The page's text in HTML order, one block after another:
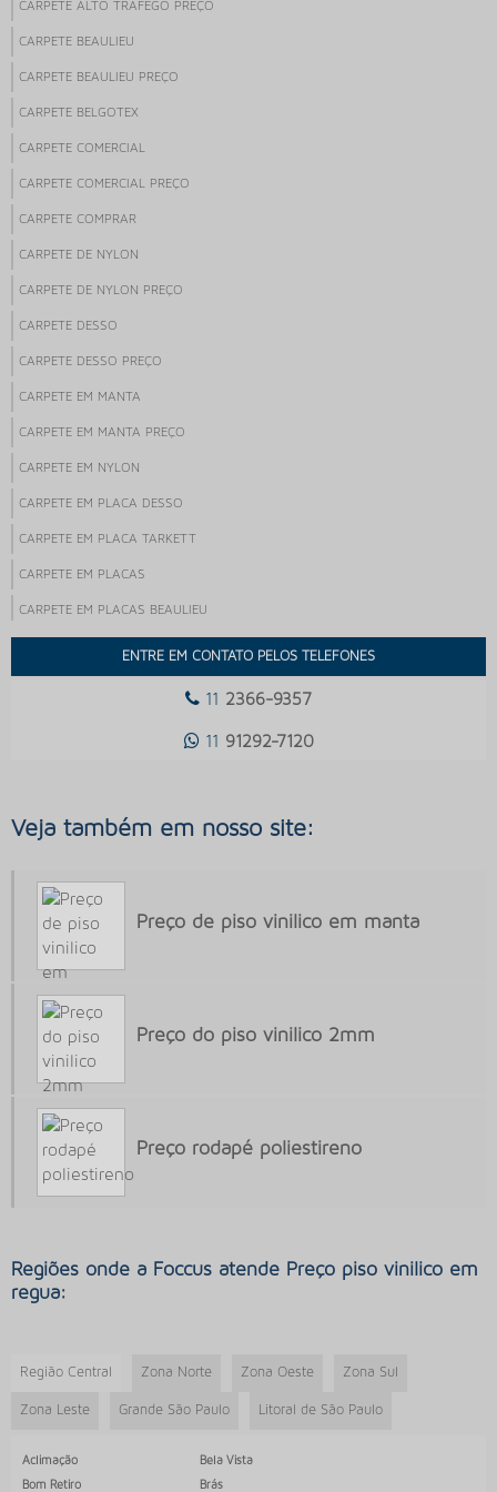
CARPETE ALTO TRAFEGO PREÇO
CARPETE BEAULIEU
CARPETE BEAULIEU PREÇO
CARPETE BELGOTEX
CARPETE COMERCIAL
CARPETE COMERCIAL PREÇO
CARPETE COMPRAR
CARPETE DE NYLON
CARPETE DE NYLON PREÇO
CARPETE DESSO
CARPETE DESSO PREÇO
CARPETE EM MANTA
CARPETE EM MANTA PREÇO
CARPETE EM NYLON
CARPETE EM PLACA DESSO
CARPETE EM PLACA TARKETT
CARPETE EM PLACAS
CARPETE EM PLACAS BEAULIEU
CARPETE EM PLACAS PARA PISO ELEVADO
CARPETE EM PLACAS VALOR
CARPETE EM ROLO PREÇO
CARPETE FORBO
CARPETE INSTALAÇÃO
CARPETE MODULAR ONDE COMPRAR
CARPETE MODULAR PREÇO
CARPETE PARA AREA COMERCIAL
CARPETE PARA EMPRESA
CARPETE PARA ESCRITÓRIO
CARPETE PARA ESCRITORIO PREÇO
CARPETE PARA SALA COMERCIAL
COMPRAR PISO VINILICO EM MANTA
ENTRE EM CONTATO PELOS TELEFONES
11 2366-9357
11 91292-7120
Veja também em nosso site:
Preço de piso vinilico em manta
Preço do piso vinilico 2mm
Preço rodapé poliestireno
Regiões onde a Foccus atende Preço piso vinilico em
regua:
Região Central Zona Norte Zona Oeste Zona Sul
Zona Leste Grande São Paulo Litoral de São Paulo
Aclimação
Bela Vista
Bom Retiro
Brás